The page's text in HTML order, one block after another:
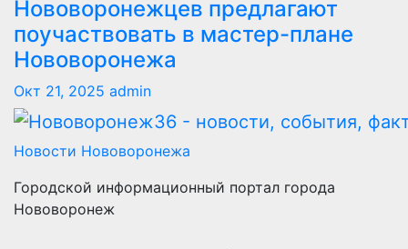
Нововоронежцев предлагают
поучаствовать в мастер-плане
Нововоронежа
Окт 21, 2025 admin
Новости Нововоронежа
Городской информационный портал города
Нововоронеж